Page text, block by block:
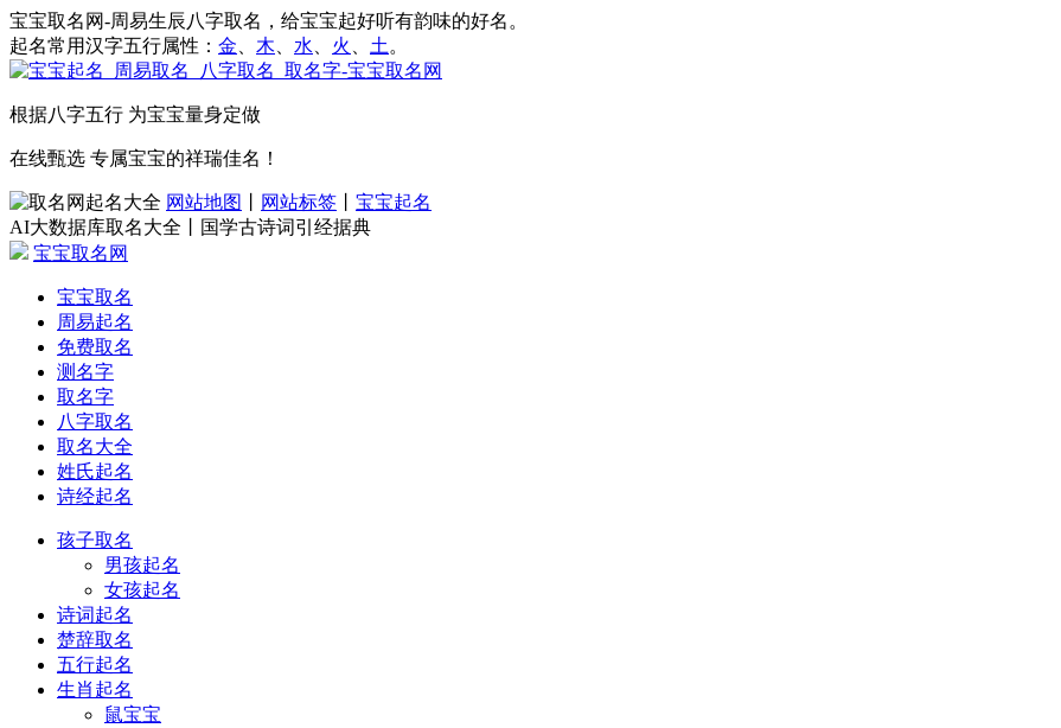
宝宝取名网-周易生辰八字取名，给宝宝起好听有韵味的好名。
起名常用汉字五行属性： 金 木 水 火 土 。
根据八字五行 为宝宝量身定做
在线甄选 专属宝宝的祥瑞佳名！
网站地图 网站标签
宝宝起名
AI大数据库取名大全丨国学古诗词引经据典
宝宝取名网
宝宝取名
周易起名
免费取名
测名字
取名字
八字取名
取名大全
姓氏起名
诗经起名
孩子取名
男孩起名
女孩起名
诗词起名
楚辞取名
五行起名
生肖起名
鼠宝宝